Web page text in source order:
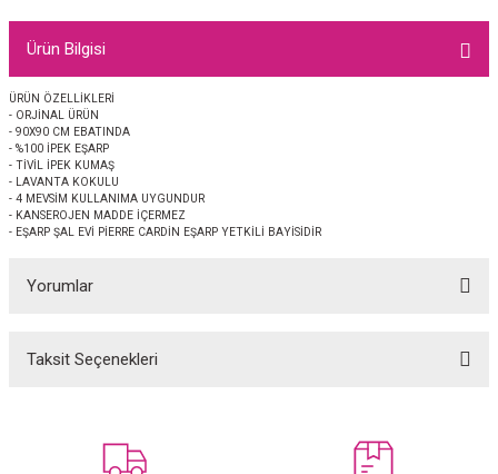
EŞARP 2025-2026 SONBAHAR KIŞ
EŞARP
JAKAR ŞAL
İpek Koton Şal
Ürün Bilgisi
ÜRÜN ÖZELLİKLERİ
- ORJİNAL ÜRÜN
- 90X90 CM EBATINDA
- %100 İPEK EŞARP
- TİVİL İPEK KUMAŞ
- LAVANTA KOKULU
- 4 MEVSİM KULLANIMA UYGUNDUR
- KANSEROJEN MADDE İÇERMEZ
- EŞARP ŞAL EVİ PİERRE CARDİN EŞARP YETKİLİ BAYİSİDİR
Yorumlar
Taksit Seçenekleri